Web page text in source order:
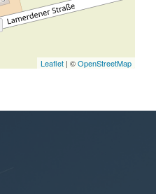
Leaflet | ©OpenStreetMap